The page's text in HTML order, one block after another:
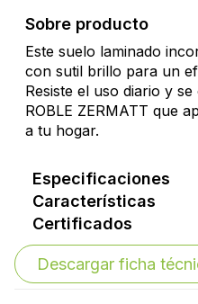
Sobre producto
Este suelo laminado
con sutil brillo para un
Resiste el uso diario y
ROBLE ZERMATT que
a tu hogar.
Especificaciones
Características
Certificados
Descargar ficha